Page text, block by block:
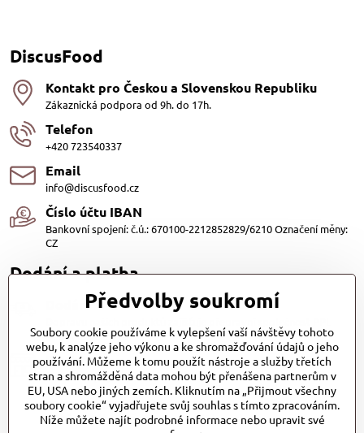
DiscusFood
Kontakt pro Českou a Slovenskou Republiku
Zákaznická podpora od 9h. do 17h.
Telefon
+420 723540337
Email
info@discusfood.cz
Číslo účtu IBAN
Bankovní spojení: č.ú.: 670100-2212852829/6210 Označení měny:
CZ
Dodání a platba
Dodání
s.r.o. a Zásilkovna
Platby
Dobírkou (25,- Kč)
Bankovním převodem (zdarma)
Platba kartou (Zdarma)PayPal (Zdarma)
Při převzetí hotově nebo kartou (Zdarma)
Předvolby soukromí
Soubory cookie používáme k vylepšení vaší návštěvy tohoto
webu, k analýze jeho výkonu a ke shromažďování údajů o jeho
používání. Můžeme k tomu použít nástroje a služby třetích
stran a shromážděná data mohou být přenášena partnerům v
EU, USA nebo jiných zemích. Kliknutím na „Přijmout všechny
soubory cookie“ vyjadřujete svůj souhlas s tímto zpracováním.
Níže můžete najít podrobné informace nebo upravit své